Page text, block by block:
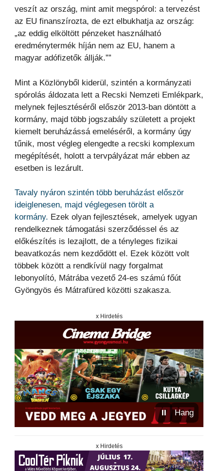
veszít az ország, mint amit megspórol: a tervezést
az EU finanszírozta, de ezt elbukhatja az ország:
„az eddig elköltött pénzeket használható
eredménytermék híján nem az EU, hanem a
magyar adófizetők állják.””
Mint a Közlönyből kiderül, szintén a kormányzati
spórolás áldozata lett a Recski Nemzeti Emlékpark,
melynek fejlesztéséről először 2013-ban döntött a
kormány, majd több jogszabály született a projekt
kiemelt beruházássá emeléséről, a kormány úgy
tűnik, most végleg elengedte a recski komplexum
megépítését, holott a tervpályázat már ebben az
esetben is lezárult.
Tavaly nyáron szintén több beruházást először
ideiglenesen, majd véglegesen törölt a
kormány. Ezek olyan fejlesztések, amelyek ugyan
rendelkeznek támogatási szerződéssel és az
előkészítés is lezajlott, de a tényleges fizikai
beavatkozás nem kezdődött el. Ezek között volt
többek között a rendkívül nagy forgalmat
lebonyolító, Mátrába vezető 24-es számú főút
Gyöngyös és Mátrafüred közötti szakasza.
x Hirdetés
⏸ Hang
x Hirdetés